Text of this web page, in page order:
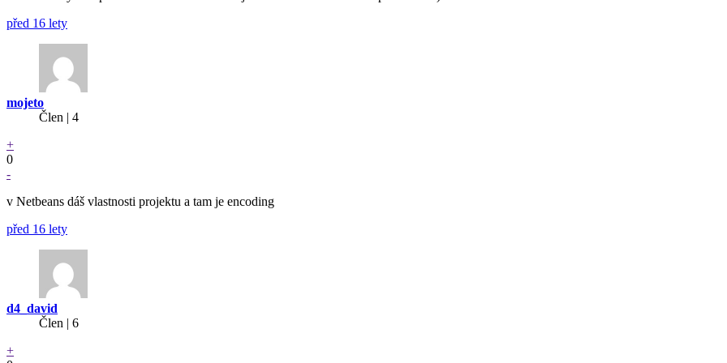
před 16 lety
mojeto
Člen | 4
+
0
-
v Netbeans dáš vlastnosti projektu a tam je encoding
před 16 lety
d4_david
Člen | 6
+